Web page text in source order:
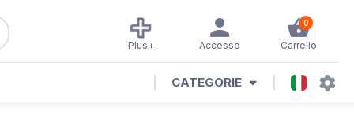
0
Carrello
Accesso
Plus+
CATEGORIE